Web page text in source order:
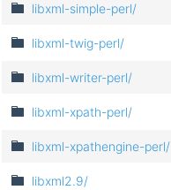
libxml-simple-perl/
libxml-twig-perl/
libxml-writer-perl/
libxml-xpath-perl/
libxml-xpathengine-perl/
libxml2.9/